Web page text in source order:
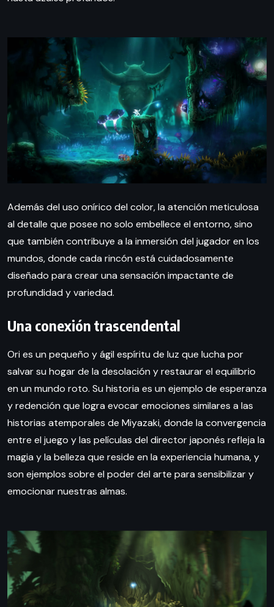
Además del uso onírico del color, la atención meticulosa
al detalle que posee no solo embellece el entorno, sino
que también contribuye a la inmersión del jugador en los
mundos, donde cada rincón está cuidadosamente
diseñado para crear una sensación impactante de
profundidad y variedad.
Una conexión trascendental
Ori es un pequeño y ágil espíritu de luz que lucha por
salvar su hogar de la desolación y restaurar el equilibrio
en un mundo roto. Su historia es un ejemplo de esperanza
y redención que logra evocar emociones similares a las
historias atemporales de Miyazaki, donde la convergencia
entre el juego y las películas del director japonés refleja la
magia y la belleza que reside en la experiencia humana, y
son ejemplos sobre el poder del arte para sensibilizar y
emocionar nuestras almas.